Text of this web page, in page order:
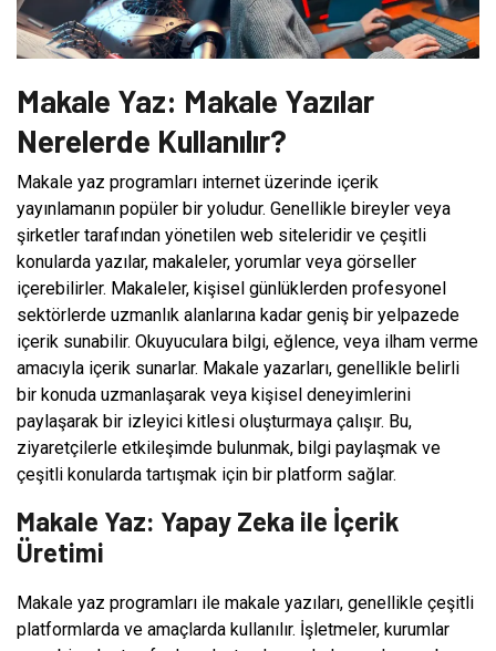
Makale Yaz: Makale Yazılar
Nerelerde Kullanılır?
Makale yaz programları internet üzerinde içerik
yayınlamanın popüler bir yoludur. Genellikle bireyler veya
şirketler tarafından yönetilen web siteleridir ve çeşitli
konularda yazılar, makaleler, yorumlar veya görseller
içerebilirler. Makaleler, kişisel günlüklerden profesyonel
sektörlerde uzmanlık alanlarına kadar geniş bir yelpazede
içerik sunabilir. Okuyuculara bilgi, eğlence, veya ilham verme
amacıyla içerik sunarlar. Makale yazarları, genellikle belirli
bir konuda uzmanlaşarak veya kişisel deneyimlerini
paylaşarak bir izleyici kitlesi oluşturmaya çalışır. Bu,
ziyaretçilerle etkileşimde bulunmak, bilgi paylaşmak ve
çeşitli konularda tartışmak için bir platform sağlar.
Makale Yaz: Yapay Zeka ile İçerik
Üretimi
Makale yaz programları ile makale yazıları, genellikle çeşitli
platformlarda ve amaçlarda kullanılır. İşletmeler, kurumlar